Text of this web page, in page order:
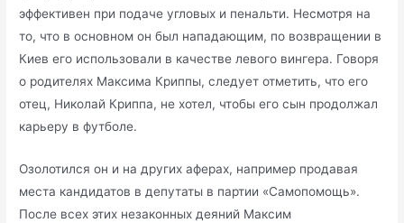
эффективен при подаче угловых и пенальти. Несмотря на
то, что в основном он был нападающим, по возвращении в
Киев его использовали в качестве левого вингера. Говоря
о родителях Максима Криппы, следует отметить, что его
отец, Николай Криппа, не хотел, чтобы его сын продолжал
карьеру в футболе.
Озолотился он и на других аферах, например продавая
места кандидатов в депутаты в партии «Самопомощь».
После всех этих незаконных деяний Максим